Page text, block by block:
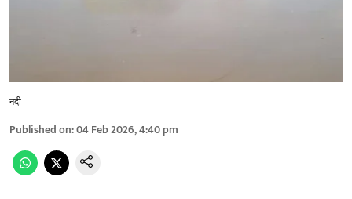
नदी
Published on:04 Feb 2026, 4:40 pm